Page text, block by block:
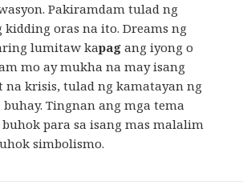
Pakiramdam tulad ng
oras na ito. Dreams ng
lumitaw kapag ang iyong o
mo ay mukha na may isang
krisis, tulad ng kamatayan ng
Tingnan ang mga tema
buhok para sa isang mas malalim
simbolismo.